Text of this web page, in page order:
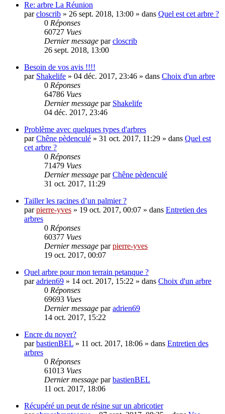
Re: arbre La Réunion
parcloscrib » 26 sept. 2018, 13:00 » dans Quel est cet arbre ?
0 Réponses
60727 Vues
Dernier message parcloscrib
26 sept. 2018, 13:00
Besoin de vos avis !!!!
par Shakelife » 04 déc. 2017, 23:46 » dans Choix d'un arbre
0 Réponses
64786 Vues
Dernier message par Shakelife
04 déc. 2017, 23:46
Problème avec quelques types d'arbres
parChêne pèdenculé » 31 oct. 2017, 11:29 » dans Quel est
cet arbre ?
0 Réponses
71479 Vues
Dernier message parChêne pèdenculé
31 oct. 2017, 11:29
Tailler les racines d’un palmier ?
parpierre-yves » 19 oct. 2017, 00:07 » dans Entretien des
arbres
0 Réponses
60377 Vues
Dernier message parpierre-yves
19 oct. 2017, 00:07
Quel arbre pour mon terrain petanque ?
paradrien69 » 14 oct. 2017, 15:22 » dans Choix d'un arbre
0 Réponses
69693 Vues
Dernier message paradrien69
14 oct. 2017, 15:22
Encre du noyer?
parbastienBEL » 11 oct. 2017, 18:06 » dans Entretien des
arbres
0 Réponses
61013 Vues
Dernier message parbastienBEL
11 oct. 2017, 18:06
Récupéré un peut de résine sur un abricotier